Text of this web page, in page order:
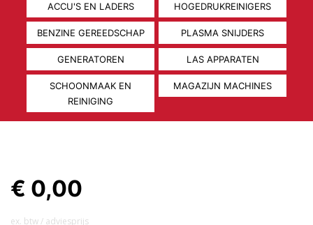
ACCU'S EN LADERS HOGEDRUKREINIGERS
BENZINE GEREEDSCHAP PLASMA SNIJDERS
GENERATOREN LAS APPARATEN
SCHOONMAAK EN
REINIGING
MAGAZIJN MACHINES
€ 0,00
ex. btw / adviesprijs